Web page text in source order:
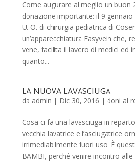
Come augurare al meglio un buon
donazione importante: il 9 gennaio
U. O. di chirurgia pediatrica di
un’apparecchiatura Easyvein che,
vene, facilita il lavoro di medici ed
quanto...
LA NUOVA LAVASCIUGA
da admin | Dic 30, 2016 | doni al
Cosa ci fa una lavasciuga in
vecchia lavatrice e l’asciugatrice
irrimediabilmente fuori uso. È
BAMBI, perché venire incontro alle